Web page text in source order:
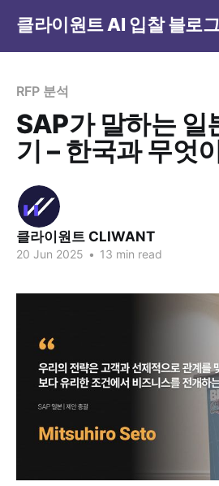
클라이원트 AI 입찰 블로
RFP 분석
SAP가 말하는 일
기 – 한국과 무엇
클라이원트 CLIWANT
20 Jun 2025 • 13 min read